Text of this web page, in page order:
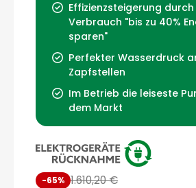
Effizienzsteigerung
Verbrauch "bis zu 40%
sparen"
Perfekter Wasserdruck
Zapfstellen
Im Betrieb die leiseste
dem Markt
-65% 1.610,20 €